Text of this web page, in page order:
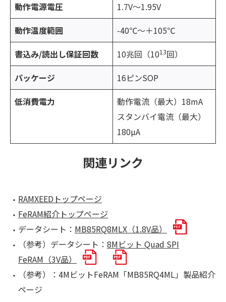
動作電源電圧
1.7V～1.95V
動作温度範囲
-40℃～＋105℃
書込み/読出し保証回数
10兆回（1013回）
パッケージ
16ピンSOP
低消費電力
動作電流（最大）18mA
スタンバイ電流（最大）
180µA
関連リンク
RAMXEEDトップページ
FeRAM紹介トップページ
データシート： MB85RQ8MLX（1.8V品）
（参考）データシート： 8Mビット Quad SPI
FeRAM（3V品）
（参考）：4MビットFeRAM「MB85RQ4ML」製品紹介
ページ